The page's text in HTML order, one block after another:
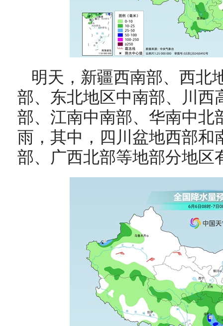
明天，新疆西南部、西北
部、东北地区中南部、川西
部、江南中南部、华南中北
雨，其中，四川盆地西部和
部、广西北部等地部分地区